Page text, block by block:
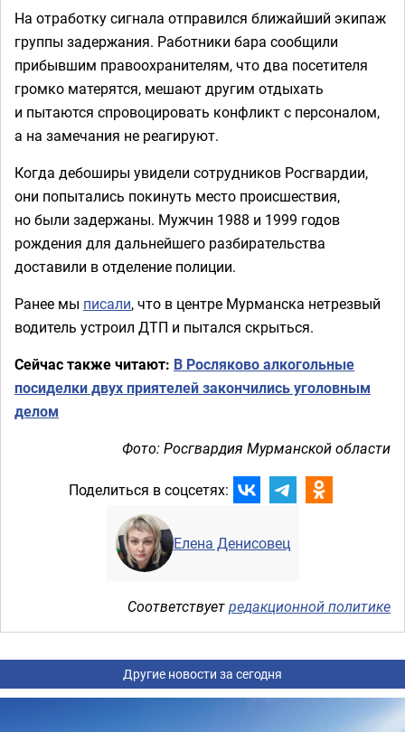
На отработку сигнала отправился ближайший экипаж
группы задержания. Работники бара сообщили
прибывшим правоохранителям, что два посетителя
громко матерятся, мешают другим отдыхать
и пытаются спровоцировать конфликт с персоналом,
а на замечания не реагируют.
Когда дебоширы увидели сотрудников Росгвардии,
они попытались покинуть место происшествия,
но были задержаны. Мужчин 1988 и 1999 годов
рождения для дальнейшего разбирательства
доставили в отделение полиции.
Ранее мы писали, что в центре Мурманска нетрезвый
водитель устроил ДТП и пытался скрыться.
Сейчас также читают: В Росляково алкогольные
посиделки двух приятелей закончились уголовным
делом
Фото: Росгвардия Мурманской области
Поделиться в соцсетях:
Елена Денисовец
Соответствуетредакционной политике
Другие новости за сегодня